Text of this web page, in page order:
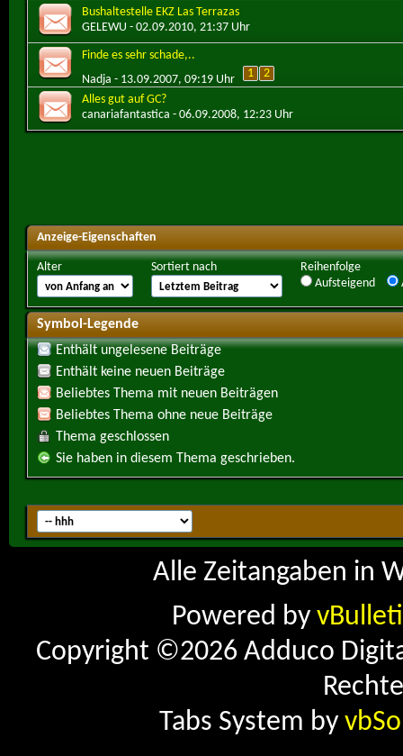
Bushaltestelle EKZ Las Terrazas
GELEWU - 02.09.2010, 21:37 Uhr
Finde es sehr schade,..
Nadja - 13.09.2007, 09:19 Uhr 1
2
Alles gut auf GC?
canariafantastica - 06.09.2008, 12:23 Uhr
Anzeige-Eigenschaften
Alter Sortiert nach
Reihenfolge
Aufsteigend
Symbol-Legende
Enthält ungelesene Beiträge
Enthält keine neuen Beiträge
Beliebtes Thema mit neuen Beiträgen
Beliebtes Thema ohne neue Beiträge
Thema geschlossen
Sie haben in diesem Thema geschrieben.
Alle Zeitangaben in
Powered by
Copyright ©2026 Adduco
Tabs System by